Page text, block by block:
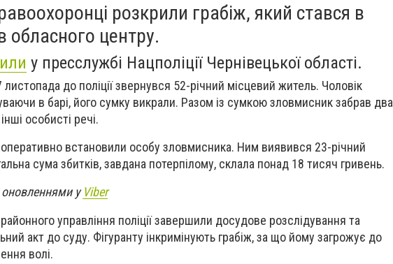
розкрили грабіж, який стався в
обласного центру.
у пресслужбі Нацполіції Чернівецької області.
до поліції звернувся 52-річний місцевий житель. Чоловік
в барі, його сумку викрали. Разом із сумкою зловмисник забрав два
особисті речі.
оперативно встановили особу зловмисника. Ним виявився 23-річний
сума збитків, завдана потерпілому, склала понад 18 тисяч гривень.
уViber
управління поліції завершили досудове розслідування та
акт до суду. Фігуранту інкримінують грабіж, за що йому загрожує до
волі.